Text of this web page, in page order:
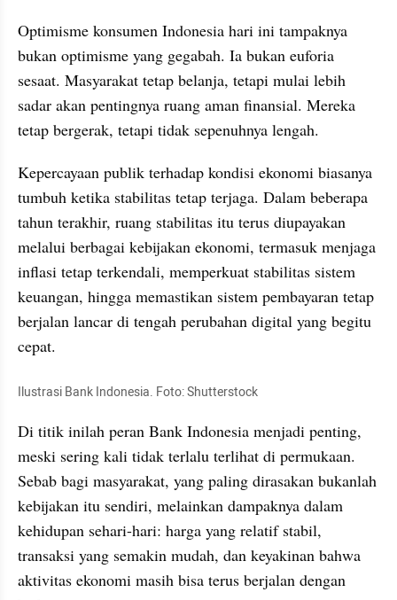
Optimisme konsumen Indonesia hari ini tampaknya
bukan optimisme yang gegabah. Ia bukan euforia
sesaat. Masyarakat tetap belanja, tetapi mulai lebih
sadar akan pentingnya ruang aman finansial. Mereka
tetap bergerak, tetapi tidak sepenuhnya lengah.
Kepercayaan publik terhadap kondisi ekonomi biasanya
tumbuh ketika stabilitas tetap terjaga. Dalam beberapa
tahun terakhir, ruang stabilitas itu terus diupayakan
melalui berbagai kebijakan ekonomi, termasuk menjaga
inflasi tetap terkendali, memperkuat stabilitas sistem
keuangan, hingga memastikan sistem pembayaran tetap
berjalan lancar di tengah perubahan digital yang begitu
cepat.
Ilustrasi Bank Indonesia. Foto: Shutterstock
Di titik inilah peran Bank Indonesia menjadi penting,
meski sering kali tidak terlalu terlihat di permukaan.
Sebab bagi masyarakat, yang paling dirasakan bukanlah
kebijakan itu sendiri, melainkan dampaknya dalam
kehidupan sehari-hari: harga yang relatif stabil,
transaksi yang semakin mudah, dan keyakinan bahwa
aktivitas ekonomi masih bisa terus berjalan dengan